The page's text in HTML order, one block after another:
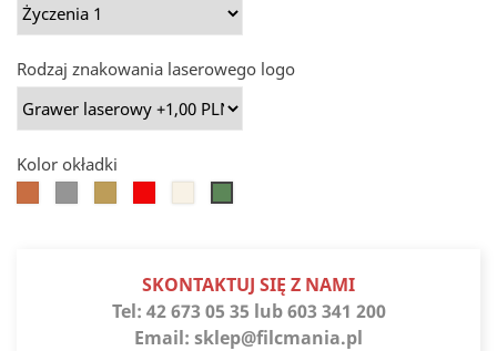
Rodzaj znakowania laserowego logo
Kolor okładki
SKONTAKTUJ SIĘ Z NAMI
Tel: 42 673 05 35 lub 603 341 200
Email: sklep@filcmania.pl